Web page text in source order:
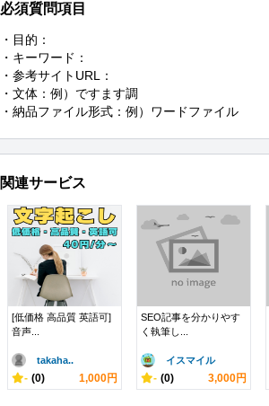
必須質問項目
・目的：
・キーワード：
・参考サイトURL：
・文体：例）ですます調
・納品ファイル形式：例）ワードファイル
関連サービス
[低価格 高品質 英語可]
音声...
takaha..
- (0) 1,000円
SEO記事を分かりやす
く執筆し...
イスマイル
- (0) 3,000円